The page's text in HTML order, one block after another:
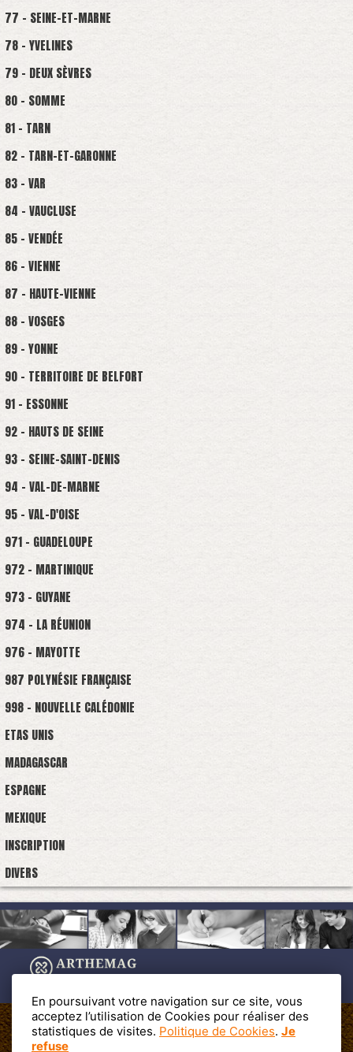
77 - SEINE-ET-MARNE
78 - YVELINES
79 - DEUX SÈVRES
80 - SOMME
81 - TARN
82 - TARN-ET-GARONNE
83 - VAR
84 - VAUCLUSE
85 - VENDÉE
86 - VIENNE
87 - HAUTE-VIENNE
88 - VOSGES
89 - YONNE
90 - TERRITOIRE DE BELFORT
91 - ESSONNE
92 - HAUTS DE SEINE
93 - SEINE-SAINT-DENIS
94 - VAL-DE-MARNE
95 - VAL-D'OISE
971 - GUADELOUPE
972 - MARTINIQUE
973 - GUYANE
974 - LA RÉUNION
976 - MAYOTTE
987 POLYNÉSIE FRANÇAISE
998 - NOUVELLE CALÉDONIE
ETAS UNIS
MADAGASCAR
ESPAGNE
MEXIQUE
INSCRIPTION
DIVERS
Cet annuaire est propulsé par les Editions PROFACOM -
En poursuivant votre navigation sur ce site, vous
acceptez l’utilisation de Cookies pour réaliser des
statistiques de visites. Politique de Cookies. Je
refuse